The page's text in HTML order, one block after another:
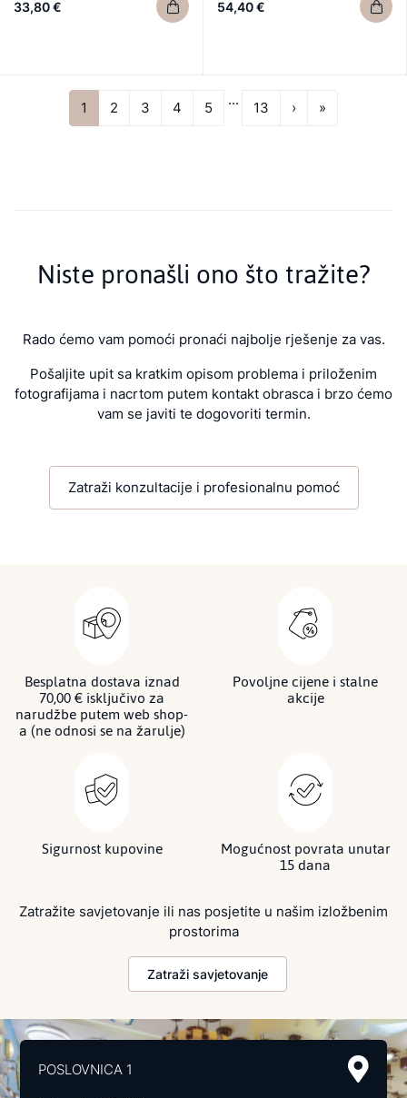
33,80 € 54,40 €
1 2 3 4 5 ... 13 ›Next
»
Niste pronašli ono što tražite?
Rado ćemo vam pomoći pronaći najbolje rješenje za vas.
Pošaljite upit sa kratkim opisom problema i priloženim
fotografijama i nacrtom putem kontakt obrasca i brzo ćemo
vam se javiti te dogovoriti termin.
Zatraži konzultacije i profesionalnu pomoć
Besplatna dostava iznad
70,00 € isključivo za
narudžbe putem web shop-
a (ne odnosi se na žarulje)
Povoljne cijene i stalne
akcije
Sigurnost kupovine Mogućnost povrata unutar
15 dana
Zatražite savjetovanje ili nas posjetite u našim izložbenim
prostorima
Zatraži savjetovanje
POSLOVNICA 1